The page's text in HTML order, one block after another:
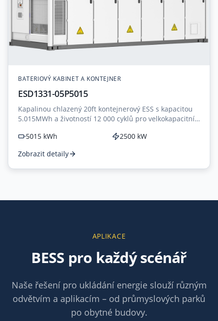
BATERIOVÝ KABINET A KONTEJNER
ESD1331-05P5015
Kapalinou chlazený 20ft kontejnerový ESS s kapacitou
5.015MWh a životností 12 000 cyklů pro velkokapacitní
5015 kWh
2500 kW
Zobrazit detaily
APLIKACE
BESS pro každý scénář
Naše řešení pro ukládání energie slouží různým
odvětvím a aplikacím – od průmyslových parků
po obytné budovy.